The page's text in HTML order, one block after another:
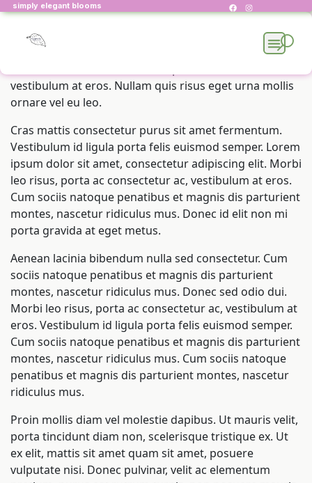
Skip
content
simply elegant blooms
By Collection
By Occasion
By Gifts
English
Donec ullamcorper nulla non metus auctor fringilla.
Fusce dapibus, tellus ac cursus commodo, tortor
mauris condimentum nibh, ut fermentum massa justo
vestibulum at eros. Nullam quis risus eget urna mollis
ornare vel eu leo.
Cras mattis consectetur purus sit amet fermentum.
Vestibulum id ligula porta felis euismod semper. Lorem
ipsum dolor sit amet, consectetur adipiscing elit. Morbi
leo risus, porta ac consectetur ac, vestibulum at eros.
Cum sociis natoque penatibus et magnis dis parturient
montes, nascetur ridiculus mus. Donec id elit non mi
porta gravida at eget metus.
Aenean lacinia bibendum nulla sed consectetur. Cum
sociis natoque penatibus et magnis dis parturient
montes, nascetur ridiculus mus. Donec sed odio dui.
Morbi leo risus, porta ac consectetur ac, vestibulum at
eros. Vestibulum id ligula porta felis euismod semper.
Cum sociis natoque penatibus et magnis dis parturient
montes, nascetur ridiculus mus. Cum sociis natoque
penatibus et magnis dis parturient montes, nascetur
ridiculus mus.
Proin mollis diam vel molestie dapibus. Ut mauris velit,
porta tincidunt diam non, scelerisque tristique ex. Ut
ex elit, mattis sit amet quam sit amet, posuere
vulputate nisi. Donec pulvinar, velit ac elementum